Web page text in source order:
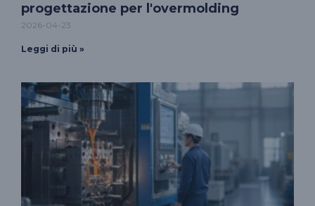
progettazione per l'overmolding
2026-04-23
Leggi di più »